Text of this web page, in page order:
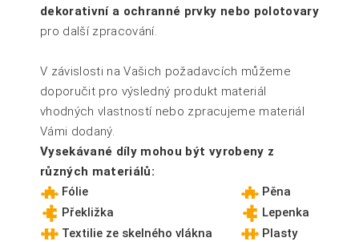
dekorativní a ochranné prvky nebo polotovary
pro další zpracování.
V závislosti na Vašich požadavcích můžeme
doporučit pro výsledný produkt materiál
vhodných vlastností nebo zpracujeme materiál
Vámi dodaný.
Vysekávané díly mohou být vyrobeny z
různých materiálů:
Fólie
Překližka
Textilie ze skelného vlákna
Pěna
Lepenka
Plasty